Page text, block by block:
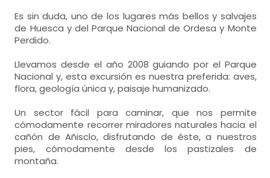
Es sin duda, uno de los lugares más bellos y salvajes
de Huesca y del Parque Nacional de Ordesa y Monte
Perdido.
Llevamos desde el año 2008 guiando por el Parque
Nacional y, esta excursión es nuestra preferida: aves,
flora, geología única y, paisaje humanizado.
Un sector fácil para caminar, que nos permite
cómodamente recorrer miradores naturales hacia el
cañón de Añisclo, disfrutando de éste, a nuestros
pies, cómodamente desde los pastizales de
montaña.